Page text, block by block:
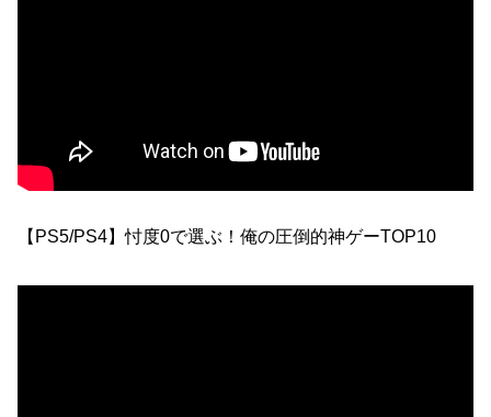
【PS5/PS4】忖度0で選ぶ！俺の圧倒的神ゲーTOP10